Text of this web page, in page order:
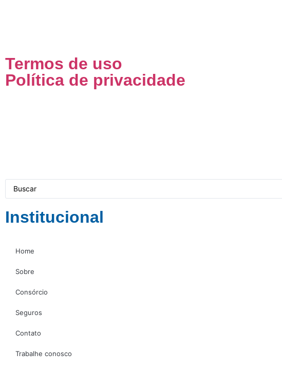
Termos de uso
Política de privacidade
Institucional
Home
Sobre
Consórcio
Seguros
Contato
Trabalhe conosco